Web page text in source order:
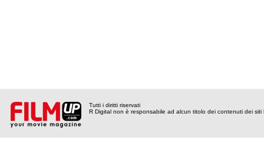
Tutti i diritti riservati
R Digital non è responsabile ad alcun titolo dei contenuti dei siti